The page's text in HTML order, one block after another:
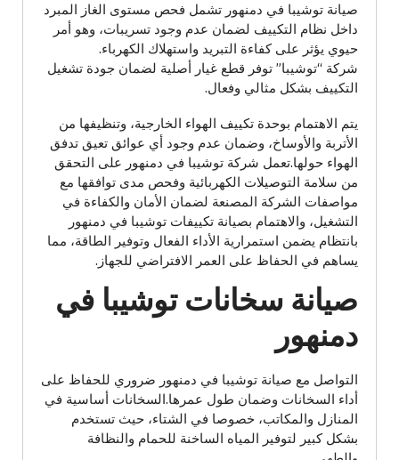
صيانة توشيبا في دمنهور تشمل فحص مستوى الغاز المبرد
داخل نظام التكييف لضمان عدم وجود تسريبات، وهو أمر
حيوي يؤثر على كفاءة التبريد واستهلاك الكهرباء.
شركة “توشيبا” توفر قطع غيار أصلية لضمان جودة تشغيل
التكييف بشكل مثالي وفعال.
يتم الاهتمام بوحدة تكييف الهواء الخارجية، وتنظيفها من
الأتربة والأوساخ، وضمان عدم وجود أي عوائق تعيق تدفق
الهواء حولها.تعمل شركة توشيبا في دمنهور على التحقق
من سلامة التوصيلات الكهربائية وفحص مدى توافقها مع
مواصفات الشركة المصنعة لضمان الأمان والكفاءة في
التشغيل، والاهتمام بصيانة تكييفات توشيبا في دمنهور
بانتظام يضمن استمرارية الأداء الفعال وتوفير الطاقة، مما
يساهم في الحفاظ على العمر الافتراضي للجهاز.
صيانة سخانات توشيبا في
دمنهور
التواصل مع صيانة توشيبا في دمنهور ضروري للحفاظ على
أداء السخانات وضمان طول عمرها.السخانات أساسية في
المنازل والمكاتب، خصوصا في الشتاء، حيث تستخدم
بشكل كبير لتوفير المياه الساخنة للحمام والنظافة